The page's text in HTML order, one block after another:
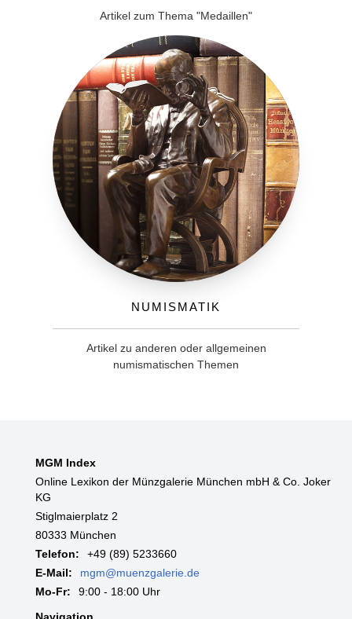
Artikel zum Thema "Medaillen"
Numismatik
Artikel zu anderen oder allgemeinen
numismatischen Themen
MGM Index
Online Lexikon der Münzgalerie München mbH & Co. Joker
KG
Stiglmaierplatz 2
80333 München
Telefon:
+49 (89) 5233660
E-Mail:
mgm@muenzgalerie.de
Mo-Fr:
9:00 - 18:00 Uhr